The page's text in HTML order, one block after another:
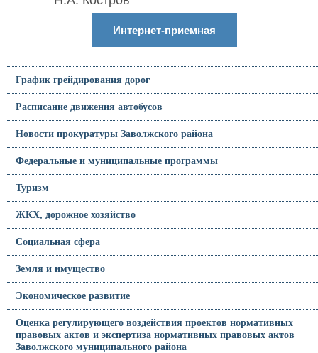
Интернет-приемная
График грейдирования дорог
Расписание движения автобусов
Новости прокуратуры Заволжского района
Федеральные и муниципальные программы
Туризм
ЖКХ, дорожное хозяйство
Социальная сфера
Земля и имущество
Экономическое развитие
Оценка регулирующего воздействия проектов нормативных
правовых актов и экспертиза нормативных правовых актов
Заволжского муниципального района